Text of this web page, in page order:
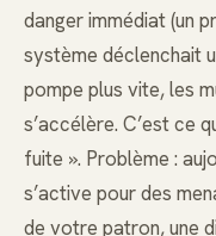
danger immédiat (un
système déclenchait
pompe plus vite, les
s’accélère. C’est ce
fuite ». Problème :
s’active pour des
de votre patron, une